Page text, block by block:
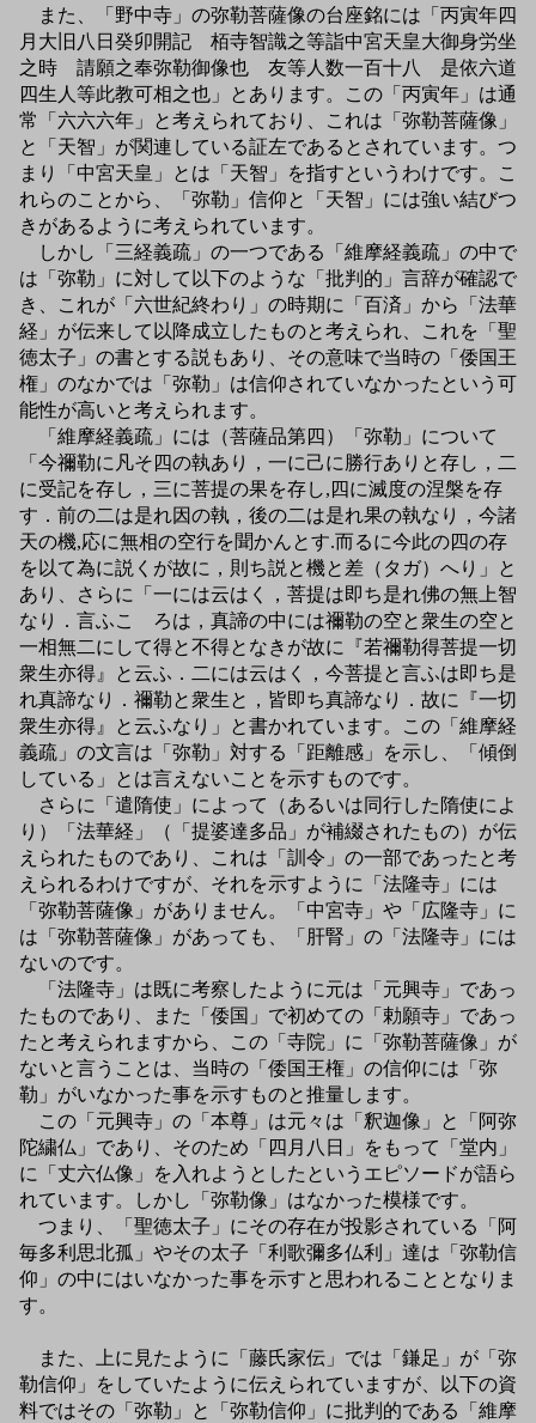
また、「野中寺」の弥勒菩薩像の台座銘には「丙寅年四
月大旧八日癸卯開記 栢寺智識之等詣中宮天皇大御身労坐
之時 請願之奉弥勒御像也 友等人数一百十八 是依六道
四生人等此教可相之也」とあります。この「丙寅年」は通
常「六六六年」と考えられており、これは「弥勒菩薩像」
と「天智」が関連している証左であるとされています。つ
まり「中宮天皇」とは「天智」を指すというわけです。こ
れらのことから、「弥勒」信仰と「天智」には強い結びつ
きがあるように考えられています。
しかし「三経義疏」の一つである「維摩経義疏」の中で
は「弥勒」に対して以下のような「批判的」言辞が確認で
き、これが「六世紀終わり」の時期に「百済」から「法華
経」が伝来して以降成立したものと考えられ、これを「聖
徳太子」の書とする説もあり、その意味で当時の「倭国王
権」のなかでは「弥勒」は信仰されていなかったという可
能性が高いと考えられます。
「維摩経義疏」には（菩薩品第四）「弥勒」について
「今禰勒に凡そ四の執あり，一に己に勝行ありと存し，二
に受記を存し，三に菩提の果を存し,四に滅度の涅槃を存
す．前の二は是れ因の執，後の二は是れ果の執なり，今諸
天の機,応に無相の空行を聞かんとす.而るに今此の四の存
を以て為に説くが故に，則ち説と機と差（タガ）へり」と
あり、さらに「一には云はく，菩提は即ち是れ佛の無上智
なり．言ふこゝろは，真諦の中には禰勒の空と衆生の空と
一相無二にして得と不得となきが故に『若禰勒得菩提一切
衆生亦得』と云ふ．二には云はく，今菩提と言ふは即ち是
れ真諦なり．禰勒と衆生と，皆即ち真諦なり．故に『一切
衆生亦得』と云ふなり」と書かれています。この「維摩経
義疏」の文言は「弥勒」対する「距離感」を示し、「傾倒
している」とは言えないことを示すものです。
さらに「遣隋使」によって（あるいは同行した隋使によ
り）「法華経」（「提婆達多品」が補綴されたもの）が伝
えられたものであり、これは「訓令」の一部であったと考
えられるわけですが、それを示すように「法隆寺」には
「弥勒菩薩像」がありません。「中宮寺」や「広隆寺」に
は「弥勒菩薩像」があっても、「肝腎」の「法隆寺」には
ないのです。
「法隆寺」は既に考察したように元は「元興寺」であっ
たものであり、また「倭国」で初めての「勅願寺」であっ
たと考えられますから、この「寺院」に「弥勒菩薩像」が
ないと言うことは、当時の「倭国王権」の信仰には「弥
勒」がいなかった事を示すものと推量します。
この「元興寺」の「本尊」は元々は「釈迦像」と「阿弥
陀繍仏」であり、そのため「四月八日」をもって「堂内」
に「丈六仏像」を入れようとしたというエピソードが語ら
れています。しかし「弥勒像」はなかった模様です。
つまり、「聖徳太子」にその存在が投影されている「阿
毎多利思北孤」やその太子「利歌彌多仏利」達は「弥勒信
仰」の中にはいなかった事を示すと思われることとなりま
す。
また、上に見たように「藤氏家伝」では「鎌足」が「弥
勒信仰」をしていたように伝えられていますが、以下の資
料ではその「弥勒」と「弥勒信仰」に批判的である「維摩